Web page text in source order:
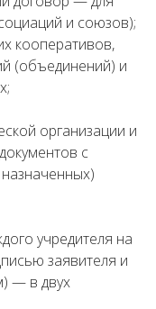
и союзов);
кооперативов,
(объединений) и
организации и
с
учредителя на
заявителя и
— в двух